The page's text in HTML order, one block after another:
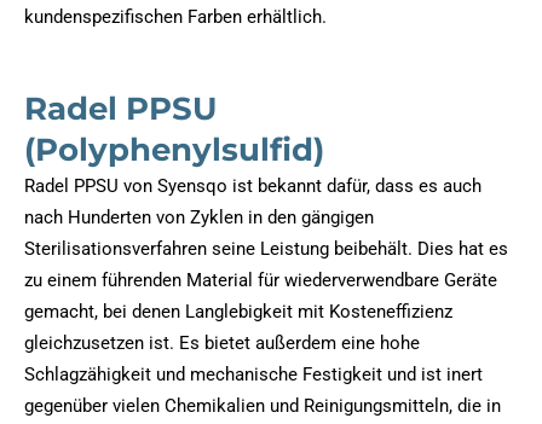
kundenspezifischen Farben erhältlich.
Radel PPSU
(Polyphenylsulfid)
Radel PPSU von Syensqo ist bekannt dafür, dass es auch
nach Hunderten von Zyklen in den gängigen
Sterilisationsverfahren seine Leistung beibehält. Dies hat es
zu einem führenden Material für wiederverwendbare Geräte
gemacht, bei denen Langlebigkeit mit Kosteneffizienz
gleichzusetzen ist. Es bietet außerdem eine hohe
Schlagzähigkeit und mechanische Festigkeit und ist inert
gegenüber vielen Chemikalien und Reinigungsmitteln, die in